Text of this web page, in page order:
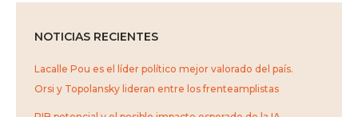
NOTICIAS RECIENTES
Lacalle Pou es el líder político mejor valorado del país.
Orsi y Topolansky lideran entre los frenteamplistas